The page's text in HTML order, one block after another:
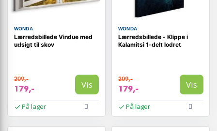
WONDA
Lærredsbillede Vindue med
udsigt til skov
209,-
179,- Vis
På lager
WONDA
Lærredsbillede - Klippe i
Kalamitsi 1-delt lodret
209,-
179,- Vis
På lager